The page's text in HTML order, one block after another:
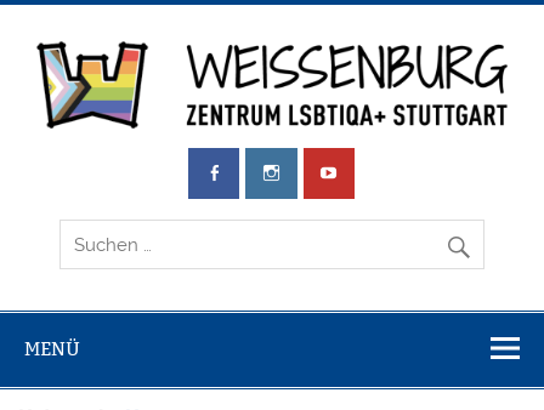
Zum
springen
Weissenburg
Zentrum LSBTIQA+ Stuttgart
MENÜ